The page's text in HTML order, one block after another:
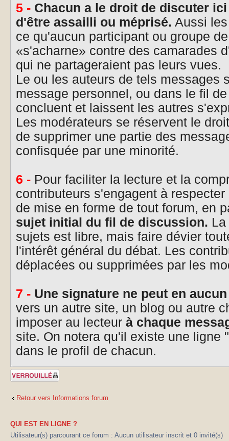
5 - Chacun a le droit de discuter
d'être assailli ou méprisé. Aussi
ce qu'aucun participant ou groupe
«s'acharne» contre des camarades
qui ne partageraient pas leurs vues.
Le ou les auteurs de tels messages
message personnel, ou dans le fil
concluent et laissent les autres
Les modérateurs se réservent le
de supprimer une partie des
confisquée par une minorité.
6 - Pour faciliter la lecture et la
contributeurs s'engagent à
de mise en forme de tout forum, en
sujet initial du fil de discussion.
sujets est libre, mais faire dévier
l'intérêt général du débat. Les
déplacées ou supprimées par les
7 - Une signature ne peut en
vers un autre site, un blog ou autre
imposer au lecteur à chaque
site. On notera qu'il existe une ligne
dans le profil de chacun.
Sujet verrouillé
Retour vers Informations forum
QUI EST EN LIGNE ?
Utilisateur(s) parcourant ce forum : Aucun utilisateur inscrit et 0 invité(s)